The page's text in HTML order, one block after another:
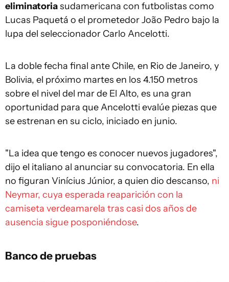
eliminatoriasudamericana con futbolistas como
Lucas Paquetá o el prometedor João Pedro bajo la
lupa del seleccionador Carlo Ancelotti.
La doble fecha final ante Chile, en Rio de Janeiro, y
Bolivia, el próximo martes en los 4.150 metros
sobre el nivel del mar de El Alto, es una gran
oportunidad para que Ancelotti evalúe piezas que
se estrenan en su ciclo, iniciado en junio.
"La idea que tengo es conocer nuevos jugadores",
dijo el italiano al anunciar su convocatoria. En ella
no figuran Vinícius Júnior, a quien dio descanso, ni
Neymar, cuya esperada reaparición con la
camiseta verdeamarela tras casi dos años de
ausencia sigue posponiéndose.
Banco de pruebas